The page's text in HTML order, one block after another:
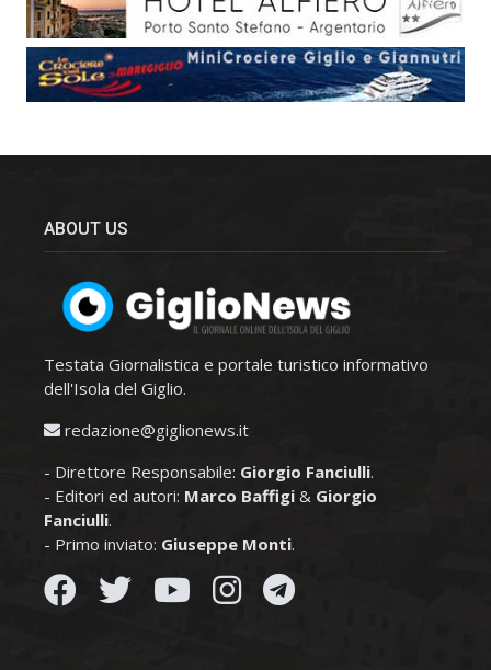
ABOUT US
Testata Giornalistica e portale turistico informativo
dell'Isola del Giglio.
redazione@giglionews.it
- Direttore Responsabile: Giorgio Fanciulli.
- Editori ed autori: Marco Baffigi & Giorgio
Fanciulli.
- Primo inviato: Giuseppe Monti.